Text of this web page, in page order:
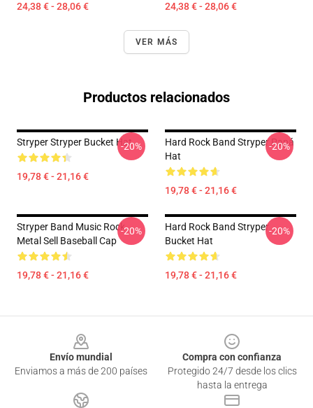
24,38 € - 28,06 € 24,38 € - 28,06 €
VER MÁS
Productos relacionados
Stryper Stryper Bucket Hat
19,78 € - 21,16 €
-20%
Hard Rock Band Stryper Papá
Hat
19,78 € - 21,16 €
-20%
Stryper Band Music Rock
Metal Sell Baseball Cap
19,78 € - 21,16 €
-20%
Hard Rock Band Stryper
Bucket Hat
19,78 € - 21,16 €
-20%
Envío mundial
Enviamos a más de 200 países
Compra con confianza
Protegido 24/7 desde los clics
hasta la entrega